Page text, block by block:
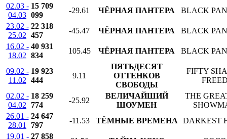
02.03 -
04.03
15 709
099
-29.61 ЧЁРНАЯ ПАНТЕРА
BLACK
23.02 -
25.02
22 318
457
-45.47 ЧЁРНАЯ ПАНТЕРА
BLACK
16.02 -
18.02
40 931
834
105.45 ЧЁРНАЯ ПАНТЕРА BLACK
09.02 -
11.02
19 923
444
9.11
ПЯТЬДЕСЯТ
ОТТЕНКОВ
СВОБОДЫ
FIFTY
02.02 -
04.02
18 259
774
-25.92
ВЕЛИЧАЙШИЙ
ШОУМЕН
THE
26.01 -
28.01
24 647
797
-11.53 ТЁМНЫЕ ВРЕМЕНА
DARKEST
19.01 - 27 858